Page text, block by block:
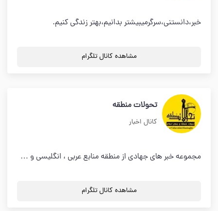
خبر،دانستنی،سرگرمیبیشتر بدانیم،بهتر زندگی کنیم.
مشاهده کانال تلگرام
تحولات منطقه
کانال اخبار
مجموعه خبر های جهادی از منطقه منابع عربی ، انگلیسی و …
مشاهده کانال تلگرام